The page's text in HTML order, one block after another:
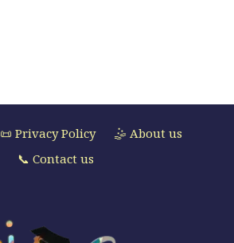
📜 Privacy Policy
🤹 About us
📞 Contact us